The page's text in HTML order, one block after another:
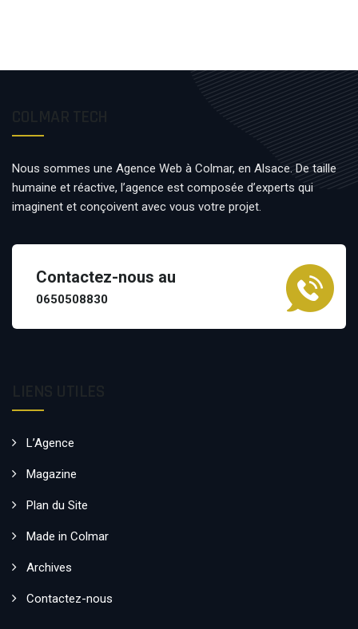
Nous sommes une Agence Web à Colmar, en Alsace. De taille
humaine et réactive, l’agence est composée d’experts qui
imaginent et conçoivent avec vous votre projet.
Contactez-nous au
0650508830
L’Agence
Magazine
Plan du Site
Made in Colmar
Archives
Contactez-nous